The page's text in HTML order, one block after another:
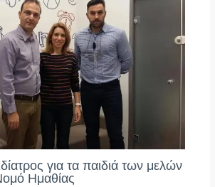
για τα παιδιά των μελών
Ημαθίας